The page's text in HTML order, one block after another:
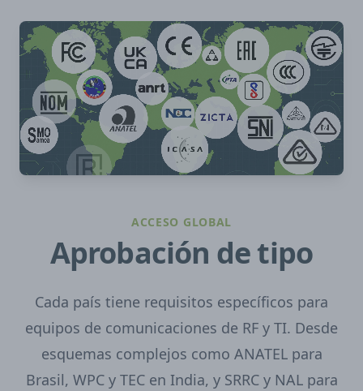
ACCESO GLOBAL
Aprobación de tipo
Cada país tiene requisitos específicos para
equipos de comunicaciones de RF y TI. Desde
esquemas complejos como ANATEL para
Brasil, WPC y TEC en India, y SRRC y NAL para